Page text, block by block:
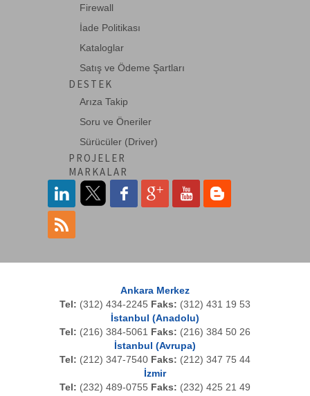
Firewall
İade Politikası
Kataloglar
Satış ve Ödeme Şartları
DESTEK
Arıza Takip
Soru ve Öneriler
Sürücüler (Driver)
PROJELER
MARKALAR
Ankara Merkez
Tel: (312) 434-2245 Faks: (312) 431 19 53
İstanbul (Anadolu)
Tel: (216) 384-5061 Faks: (216) 384 50 26
İstanbul (Avrupa)
Tel: (212) 347-7540 Faks: (212) 347 75 44
İzmir
Tel: (232) 489-0755 Faks: (232) 425 21 49